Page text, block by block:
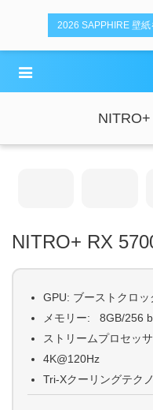
2026 SAPPHIRE 壁
NITRO+ RX
GPU: ブーストクロ
メモリー: 8GB/256
ストリームプロセッ
4K@120Hz
Tri-Xクーリングテク